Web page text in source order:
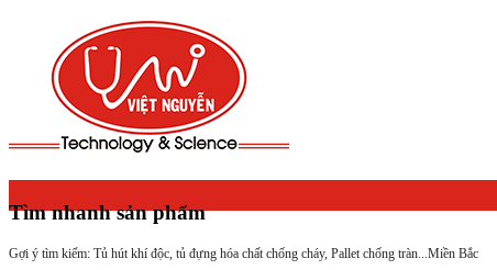
Tìm nhanh sản phẩm
Gợi ý tìm kiếm: Tủ hút khí độc, tủ đựng hóa chất chống cháy, Pallet chống tràn... Miền Bắc